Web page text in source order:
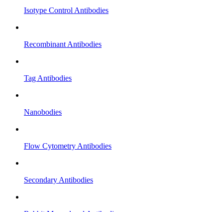
Isotype Control Antibodies
Recombinant Antibodies
Tag Antibodies
Nanobodies
Flow Cytometry Antibodies
Secondary Antibodies